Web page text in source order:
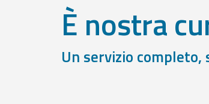
È nostra
Un servizio